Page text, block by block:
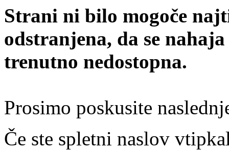
Strani ni bilo mogoče
odstranjena, da se
trenutno nedostopna.
Prosimo poskusite
Če ste spletni naslov